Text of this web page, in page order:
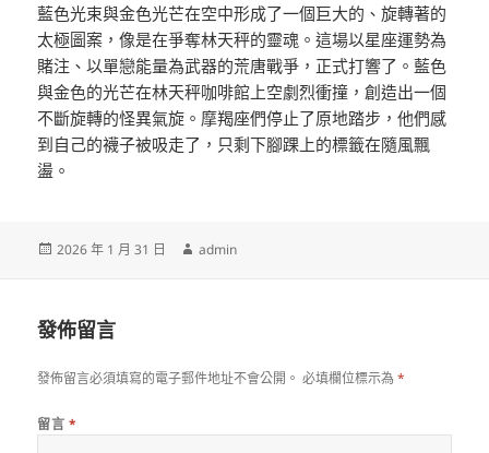
藍色光束與金色光芒在空中形成了一個巨大的、旋轉著的
太極圖案，像是在爭奪林天秤的靈魂。這場以星座運勢為
賭注、以單戀能量為武器的荒唐戰爭，正式打響了。藍色
與金色的光芒在林天秤咖啡館上空劇烈衝撞，創造出一個
不斷旋轉的怪異氣旋。摩羯座們停止了原地踏步，他們感
到自己的襪子被吸走了，只剩下腳踝上的標籤在隨風飄
盪。
發
2026 年 1 月 31 日
作
admin
發佈留言
發佈留言必須填寫的電子郵件地址不會公開。 必填欄位標示為*
留言 *